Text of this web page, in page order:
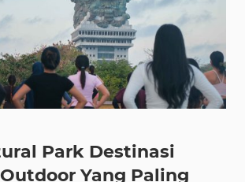
Park Destinasi
Yang Paling